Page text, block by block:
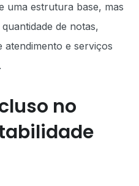
uma estrutura base, mas
de notas,
atendimento e serviços
no